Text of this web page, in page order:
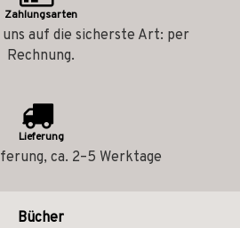
Zahlungsarten
uns auf die sicherste Art: per
Rechnung.
Lieferung
ca. 2–5 Werktage
Bücher